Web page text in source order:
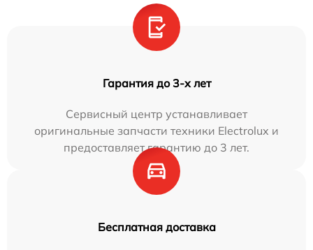
Гарантия до 3-х лет
Сервисный центр устанавливает
оригинальные запчасти техники Electrolux и
предоставляет гарантию до 3 лет.
Бесплатная доставка